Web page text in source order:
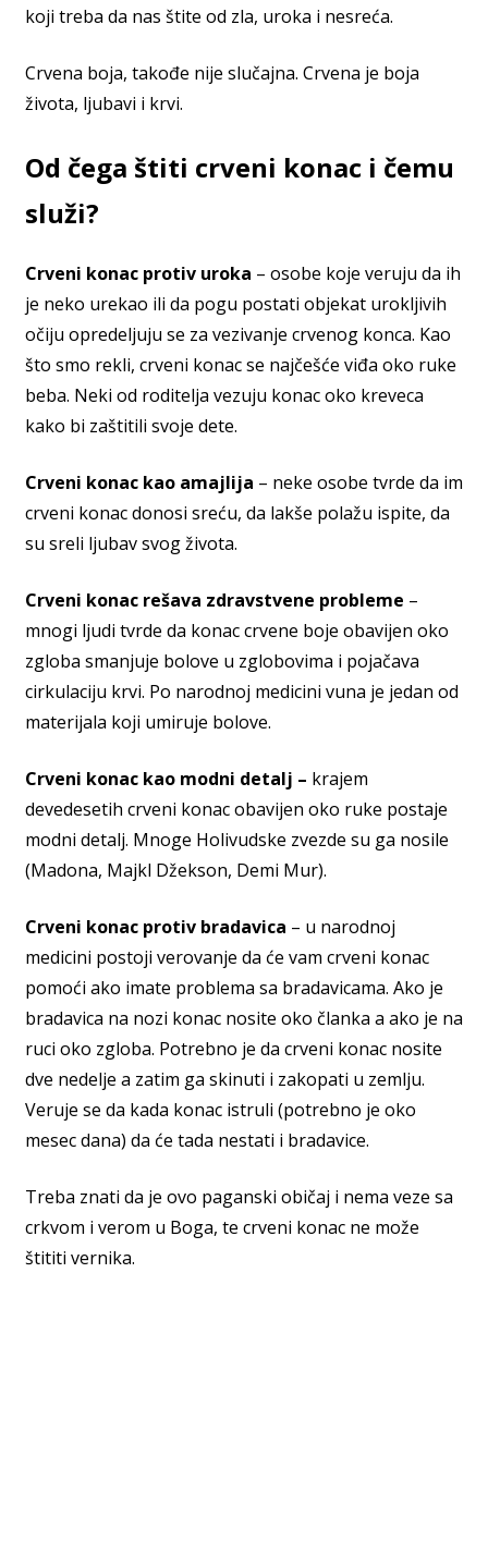
koji treba da nas štite od zla, uroka i nesreća.
Crvena boja, takođe nije slučajna. Crvena je boja
života, ljubavi i krvi.
Od čega štiti crveni konac i čemu
služi?
Crveni konac protiv uroka – osobe koje veruju da ih
je neko urekao ili da pogu postati objekat urokljivih
očiju opredeljuju se za vezivanje crvenog konca. Kao
što smo rekli, crveni konac se najčešće viđa oko ruke
beba. Neki od roditelja vezuju konac oko kreveca
kako bi zaštitili svoje dete.
Crveni konac kao amajlija – neke osobe tvrde da im
crveni konac donosi sreću, da lakše polažu ispite, da
su sreli ljubav svog života.
Crveni konac rešava zdravstvene probleme –
mnogi ljudi tvrde da konac crvene boje obavijen oko
zgloba smanjuje bolove u zglobovima i pojačava
cirkulaciju krvi. Po narodnoj medicini vuna je jedan od
materijala koji umiruje bolove.
Crveni konac kao modni detalj – krajem
devedesetih crveni konac obavijen oko ruke postaje
modni detalj. Mnoge Holivudske zvezde su ga nosile
(Madona, Majkl Džekson, Demi Mur).
Crveni konac protiv bradavica – u narodnoj
medicini postoji verovanje da će vam crveni konac
pomoći ako imate problema sa bradavicama. Ako je
bradavica na nozi konac nosite oko članka a ako je na
ruci oko zgloba. Potrebno je da crveni konac nosite
dve nedelje a zatim ga skinuti i zakopati u zemlju.
Veruje se da kada konac istruli (potrebno je oko
mesec dana) da će tada nestati i bradavice.
Treba znati da je ovo paganski običaj i nema veze sa
crkvom i verom u Boga, te crveni konac ne može
štititi vernika.